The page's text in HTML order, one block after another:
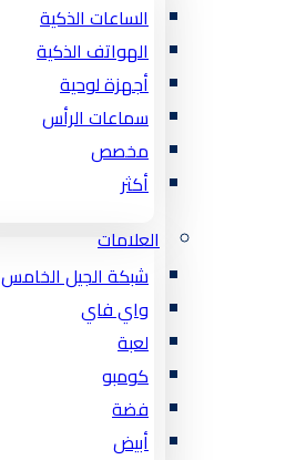
الساعات الذكية
الهواتف الذكية
أجهزة لوحية
سماعات الرأس
مخصص
أكثر
العلامات
شبكة الجيل الخامس
واي فاي
لعبة
كومبو
فضة
أبيض